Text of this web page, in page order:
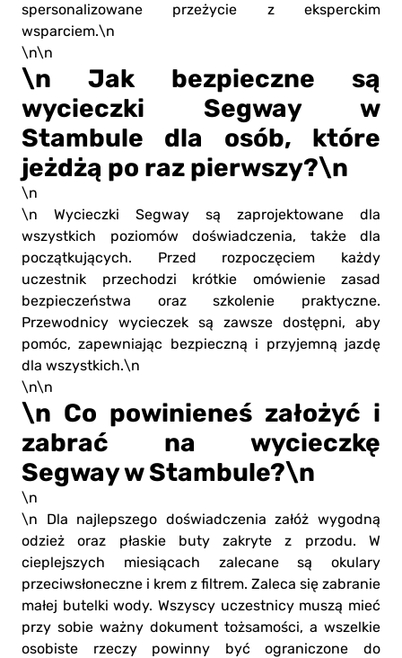
spersonalizowane przeżycie z eksperckim
wsparciem.\n
\n\n
\n Jak bezpieczne są
wycieczki Segway w
Stambule dla osób, które
jeżdżą po raz pierwszy?\n
\n
\n Wycieczki Segway są zaprojektowane dla
wszystkich poziomów doświadczenia, także dla
początkujących. Przed rozpoczęciem każdy
uczestnik przechodzi krótkie omówienie zasad
bezpieczeństwa oraz szkolenie praktyczne.
Przewodnicy wycieczek są zawsze dostępni, aby
pomóc, zapewniając bezpieczną i przyjemną jazdę
dla wszystkich.\n
\n\n
\n Co powinieneś założyć i
zabrać na wycieczkę
Segway w Stambule?\n
\n
\n Dla najlepszego doświadczenia załóż wygodną
odzież oraz płaskie buty zakryte z przodu. W
cieplejszych miesiącach zalecane są okulary
przeciwsłoneczne i krem z filtrem. Zaleca się zabranie
małej butelki wody. Wszyscy uczestnicy muszą mieć
przy sobie ważny dokument tożsamości, a wszelkie
osobiste rzeczy powinny być ograniczone do